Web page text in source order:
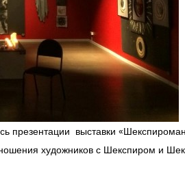
презентации выставки
художников с Шекспиром и